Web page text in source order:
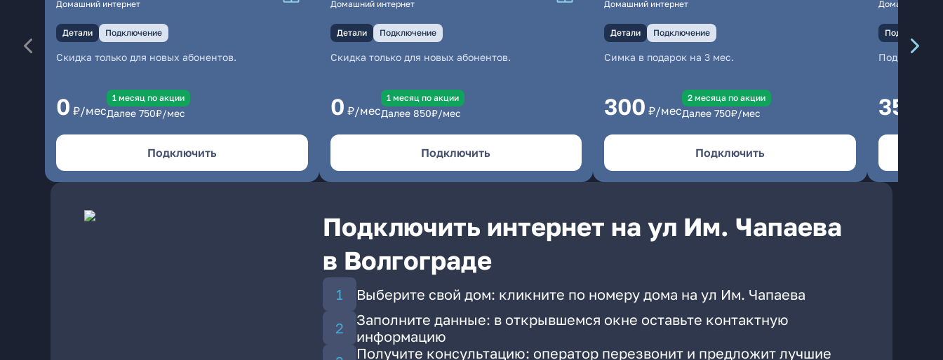
Домашний интернет
Детали Подключение
Скидка только для новых абонентов.
0 ₽/мес
1 месяц по акции
Далее 750₽/мес
Подключить
Домашний интернет
Детали Подключение
Скидка только для новых абонентов.
0 ₽/мес
1 месяц по акции
Далее 850₽/мес
Подключить
Домашний интернет
Детали Подключение
Симка в подарок на 3 мес.
300 ₽/мес
2 месяцa по акции
Далее 750₽/мес
Подключить
Домашний
Подключение
350
Подключить интернет на ул Им. Чапаева
в Волгограде
Выберите свой дом: кликните по номеру дома на ул Им. Чапаева
Заполните данные: в открывшемся окне оставьте контактную
информацию
Получите консультацию: оператор перезвонит и предложит лучшие